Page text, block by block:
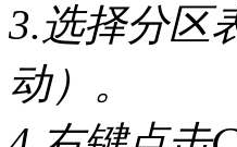
3.选择分区
动）。